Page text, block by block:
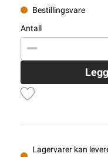
Bestillingsvare
Antall
Lagervarer kan